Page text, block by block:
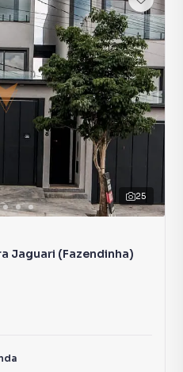
25
Jaguari (Fazendinha)